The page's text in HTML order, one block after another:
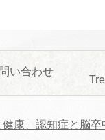
い合わせ
康、認知症と脳卒